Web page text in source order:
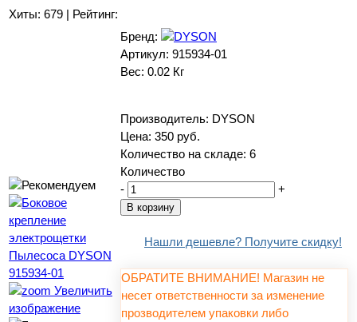
Хиты: 679 | Рейтинг:
Увеличить
изображение
Бренд:
Артикул: 915934-01
Вес: 0.02 Кг
Производитель: DYSON
Цена: 350 руб.
Количество на складе: 6
Количество
-
+
Нашли дешевле? Получите скидку!
ОБРАТИТЕ ВНИМАНИЕ! Магазин не
несет ответственности за изменение
прозводителем упаковки либо